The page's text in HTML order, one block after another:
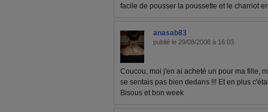
facile de pousser la poussette et le charriot
anasab83
publié le 29/08/2008 à 16:03
Coucou, moi j'en ai acheté un pour ma fille,
se sentais pas bien dedans !!! Et en plus
Bisous et bon week